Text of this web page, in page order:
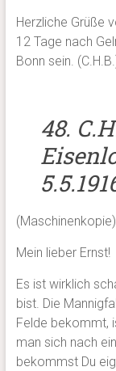
Herzliche Grüße
12 Tage nach
Bonn sein.
48.
(Maschinenkopie)
Mein lieber Ernst!
Es ist wirklich
bist. Die
Felde bekommt,
man sich nach
bekommst Du